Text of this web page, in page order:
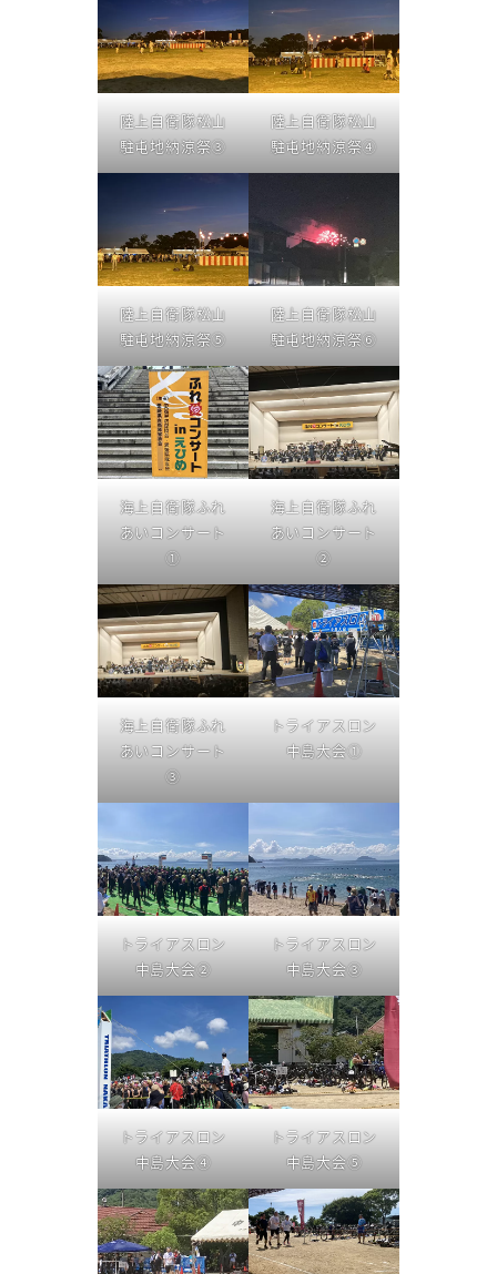
陸上自衛隊松山
駐屯地納涼祭③
陸上自衛隊松山
駐屯地納涼祭④
陸上自衛隊松山
駐屯地納涼祭⑤
陸上自衛隊松山
駐屯地納涼祭⑥
海上自衛隊ふれ
あいコンサート
①
海上自衛隊ふれ
あいコンサート
②
海上自衛隊ふれ
あいコンサート
③
トライアスロン
中島大会①
トライアスロン
中島大会②
トライアスロン
中島大会③
トライアスロン
中島大会④
トライアスロン
中島大会⑤